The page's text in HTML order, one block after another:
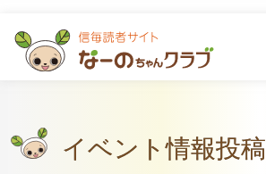
イベント情報投稿